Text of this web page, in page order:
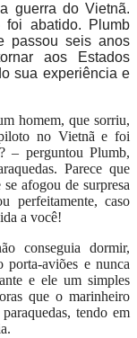
guerra do Vietnã.
foi abatido. Plumb
passou seis anos
aos Estados
sua experiência e
homem, que sorriu,
no Vietnã e foi
– perguntou Plumb,
Parece que
afogou de surpresa
perfeitamente, caso
a você!
conseguia dormir,
porta-aviões e nunca
e ele um simples
que o marinheiro
tendo em